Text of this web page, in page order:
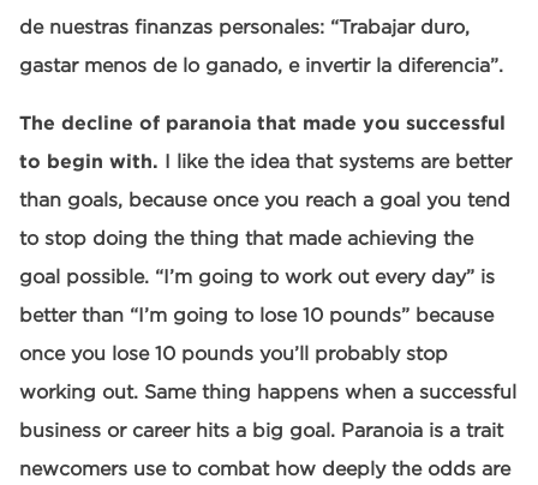
de nuestras finanzas personales: “Trabajar duro,
gastar menos de lo ganado, e invertir la diferencia”.
The decline of paranoia that made you successful
to begin with. I like the idea that systems are better
than goals, because once you reach a goal you tend
to stop doing the thing that made achieving the
goal possible. “I’m going to work out every day” is
better than “I’m going to lose 10 pounds” because
once you lose 10 pounds you’ll probably stop
working out. Same thing happens when a successful
business or career hits a big goal. Paranoia is a trait
newcomers use to combat how deeply the odds are